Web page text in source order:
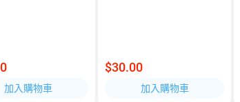
加入購物車
$30.00
加入購物車